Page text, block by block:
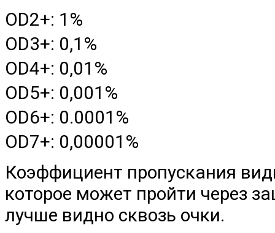
OD2+: 1%
OD3+: 0,1%
OD4+: 0,01%
OD5+: 0,001%
OD6+: 0.0001%
OD7+: 0,00001%
Коэффициент пропускания
которое может пройти через
лучше видно сквозь очки.